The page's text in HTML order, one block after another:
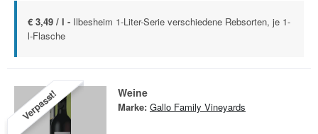
€ 3,49 / l - Ilbesheim 1-Liter-Serie verschiedene Rebsorten, je 1-
l-Flasche
Verpasst! Weine
Marke: Gallo Family Vineyards